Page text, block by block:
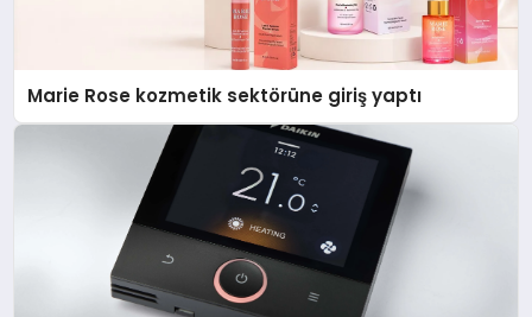
Marie Rose kozmetik sektörüne giriş yaptı